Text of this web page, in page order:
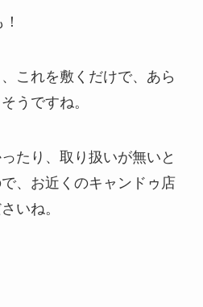
これを敷くだけで、あら
うですね。
たり、取り扱いが無いと
、お近くのキャンドゥ店
いね。